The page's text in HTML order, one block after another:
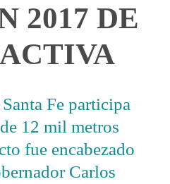
2017 DE
Fe participa
12 mil metros
fue encabezado
Carlos